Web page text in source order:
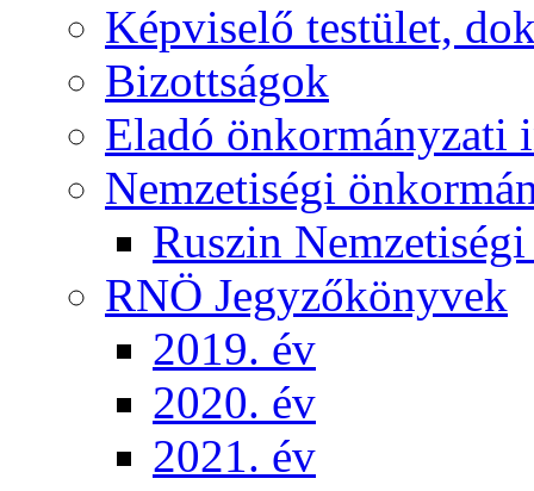
Képviselő testület,
Bizottságok
Eladó önkormányzati
Nemzetiségi
Ruszin
RNÖ Jegyzőkönyvek
2019. év
2020. év
2021. év